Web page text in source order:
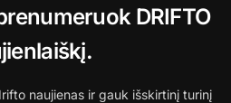
DRIFTO
naujienas ir gauk išskirtinį turinį